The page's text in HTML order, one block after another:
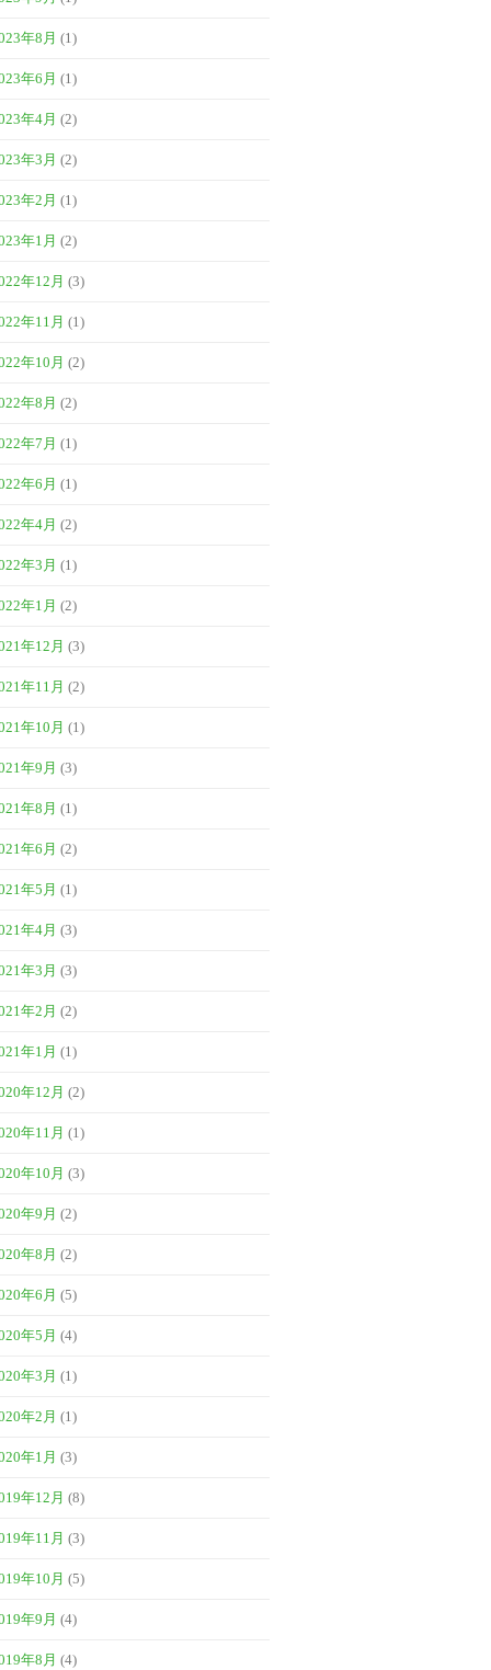
年8月 (1)
年6月 (1)
年4月 (2)
年3月 (2)
年2月 (1)
年1月 (2)
年12月 (3)
年11月 (1)
年10月 (2)
年8月 (2)
年7月 (1)
年6月 (1)
年4月 (2)
年3月 (1)
年1月 (2)
年12月 (3)
年11月 (2)
年10月 (1)
年9月 (3)
年8月 (1)
年6月 (2)
年5月 (1)
年4月 (3)
年3月 (3)
年2月 (2)
年1月 (1)
年12月 (2)
年11月 (1)
年10月 (3)
年9月 (2)
年8月 (2)
年6月 (5)
年5月 (4)
年3月 (1)
年2月 (1)
年1月 (3)
年12月 (8)
年11月 (3)
年10月 (5)
年9月 (4)
年8月 (4)